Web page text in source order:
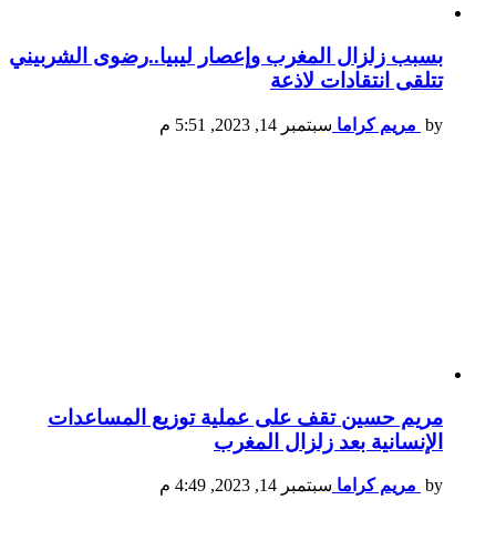
بسبب زلزال المغرب وإعصار ليبيا..رضوى الشربيني
تتلقى انتقادات لاذعة
by مريم كراما سبتمبر 14, 2023, 5:51 م
مريم حسين تقف على عملية توزيع المساعدات
الإنسانية بعد زلزال المغرب
by مريم كراما سبتمبر 14, 2023, 4:49 م